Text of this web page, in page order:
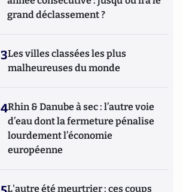
grand déclassement ?
3Les villes classées les plus
malheureuses du monde
4Rhin & Danube à sec : l’autre voie
d’eau dont la fermeture pénalise
lourdement l’économie
européenne
L'autre été meurtrier : ces coups